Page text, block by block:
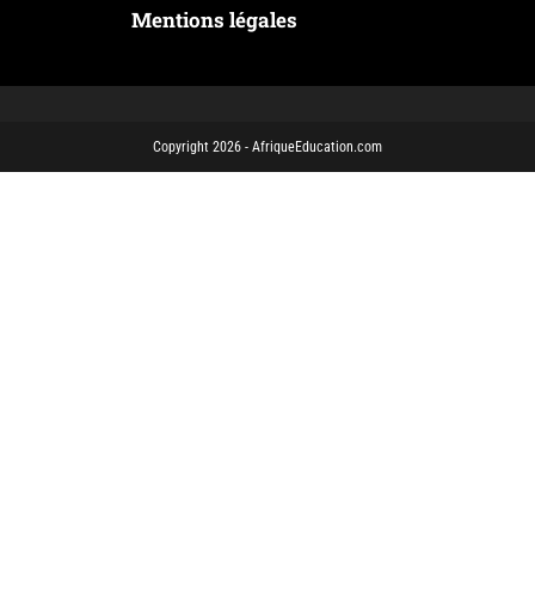
Mentions légales
Copyright 2026 - AfriqueEducation.com